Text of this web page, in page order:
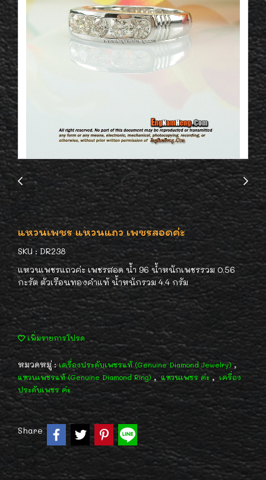
แหวนเพชร แหวนแถว เพชรสอดค่ะ
SKU : DR238
แหวนเพชรแถวค่ะ เพชรสอด น้ำ 96 น้ำหนักเพชรรวม 0.56
กะรัต ตัวเรือนทองคำแท้ น้ำหนักรวม 4.4 กรัม
เพิ่มรายการโปรด
หมวดหมู่ :เครื่องประดับเพชรแท้ (Genuine Diamond Jewelry) ,
แหวนเพชรแท้ (Genuine Diamond Ring) , แหวนเพชร ค่ะ , เครื่อง
ประดับเพชร ค่ะ
Share